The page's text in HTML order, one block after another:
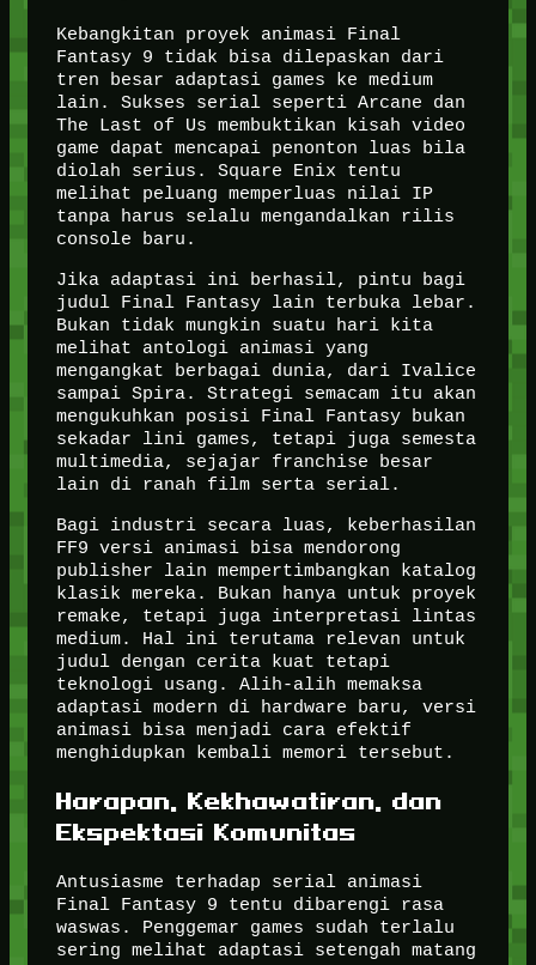
Kebangkitan proyek animasi Final
Fantasy 9 tidak bisa dilepaskan dari
tren besar adaptasi games ke medium
lain. Sukses serial seperti Arcane dan
The Last of Us membuktikan kisah video
game dapat mencapai penonton luas bila
diolah serius. Square Enix tentu
melihat peluang memperluas nilai IP
tanpa harus selalu mengandalkan rilis
console baru.
Jika adaptasi ini berhasil, pintu bagi
judul Final Fantasy lain terbuka lebar.
Bukan tidak mungkin suatu hari kita
melihat antologi animasi yang
mengangkat berbagai dunia, dari Ivalice
sampai Spira. Strategi semacam itu akan
mengukuhkan posisi Final Fantasy bukan
sekadar lini games, tetapi juga semesta
multimedia, sejajar franchise besar
lain di ranah film serta serial.
Bagi industri secara luas, keberhasilan
FF9 versi animasi bisa mendorong
publisher lain mempertimbangkan katalog
klasik mereka. Bukan hanya untuk proyek
remake, tetapi juga interpretasi lintas
medium. Hal ini terutama relevan untuk
judul dengan cerita kuat tetapi
teknologi usang. Alih-alih memaksa
adaptasi modern di hardware baru, versi
animasi bisa menjadi cara efektif
menghidupkan kembali memori tersebut.
Harapan, Kekhawatiran, dan
Ekspektasi Komunitas
Antusiasme terhadap serial animasi
Final Fantasy 9 tentu dibarengi rasa
waswas. Penggemar games sudah terlalu
sering melihat adaptasi setengah matang